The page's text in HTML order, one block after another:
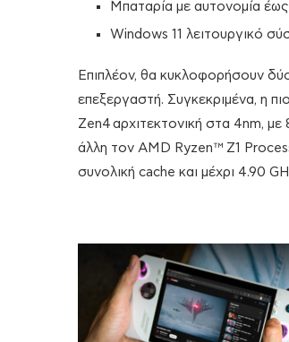
Μπαταρία με αυτονομία
Windows 11 λειτουργικό
Επιπλέον, θα κυκλοφορήσουν
επεξεργαστή. Συγκεκριμένα, η
Zen4 αρχιτεκτονική στα 4nm,
άλλη τον AMD Ryzen™ Z1
συνολική cache και μέχρι 4.90